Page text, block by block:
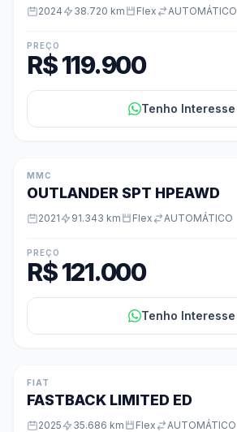
2024 38.720 km Flex AUTOMÁTICO
PREÇO
R$ 119.900
Tenho Interesse
MMC
OUTLANDER SPT HPEAWD
2021 91.343 km Flex AUTOMÁTICO
PREÇO
R$ 121.000
Tenho Interesse
FIAT
FASTBACK LIMITED ED
2025 35.686 km Flex AUTOMÁTICO